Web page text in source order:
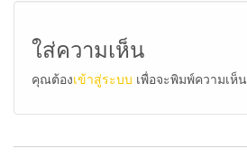
ใส่ความเห็น
คุณต้องเข้าสู่ระบบ เพื่อจะพิมพ์ความเห็น